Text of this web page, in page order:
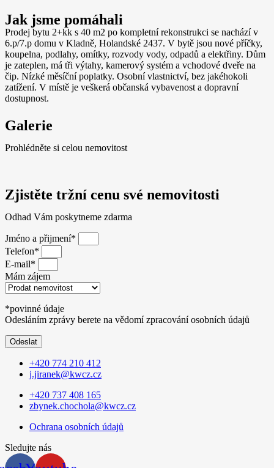
Jak jsme pomáhali
Prodej bytu 2+kk s 40 m2 po kompletní rekonstrukci se nachází v
6.p/7.p domu v Kladně, Holandské 2437. V bytě jsou nové příčky,
koupelna, podlahy, omítky, rozvody vody, odpadů a elektřiny. Dům
je zateplen, má tři výtahy, kamerový systém a vchodové dveře na
čip. Nízké měsíční poplatky. Osobní vlastnictví, bez jakéhokoli
zatížení. V místě je veškerá občanská vybavenost a dopravní
dostupnost.
Galerie
Prohlédněte si celou nemovitost
Zjistěte tržní cenu své nemovitosti
Odhad Vám poskytneme zdarma
Jméno a přijmení*
Telefon*
E-mail*
Mám zájem
*povinné údaje
Odesláním zprávy berete na vědomí zpracování osobních údajů
Odeslat
+420 774 210 412
j.jiranek@kwcz.cz
+420 737 408 165
zbynek.chochola@kwcz.cz
Ochrana osobních údajů
Sledujte nás